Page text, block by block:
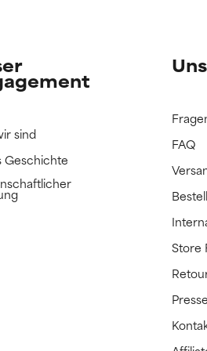
sind
Geschichte
FAQ
Store
Presse